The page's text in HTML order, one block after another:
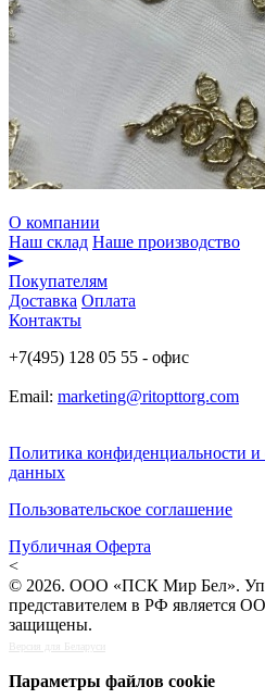
О компании
Наш склад Наше производство
Покупателям
Доставка Оплата
Контакты
+7(495) 128 05 55 - офис
Email: marketing@ritopttorg.com
Политика конфиденциальности и
данных
Пользовательское соглашение
Публичная Оферта
<
© 2026. ООО «ПСК Мир Бел».
представителем в РФ является
защищены.
Версия для Беларуси
Параметры файлов cookie